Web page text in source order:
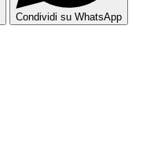
Condividi su WhatsApp